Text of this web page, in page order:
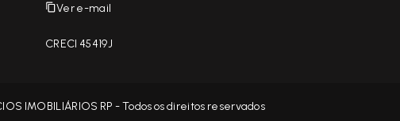
Ver e-mail
CRECI 45419J
IMOBILIÁRIOS RP - Todos os direitos reservados